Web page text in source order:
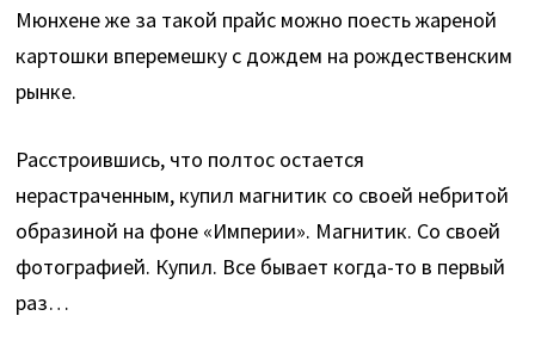
Мюнхене же за такой прайс можно поесть жареной
картошки вперемешку с дождем на рождественским
рынке.
Расстроившись, что полтос остается
нерастраченным, купил магнитик со своей небритой
образиной на фоне «Империи». Магнитик. Со своей
фотографией. Купил. Все бывает когда-то в первый
раз…